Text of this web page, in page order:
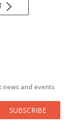
and events
SUBSCRIBE